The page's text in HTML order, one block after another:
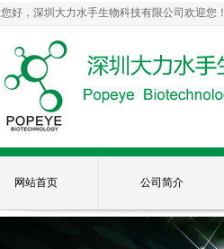
您好，深圳大力水手生物科技有限公司欢迎您！
网站首页 公司简介